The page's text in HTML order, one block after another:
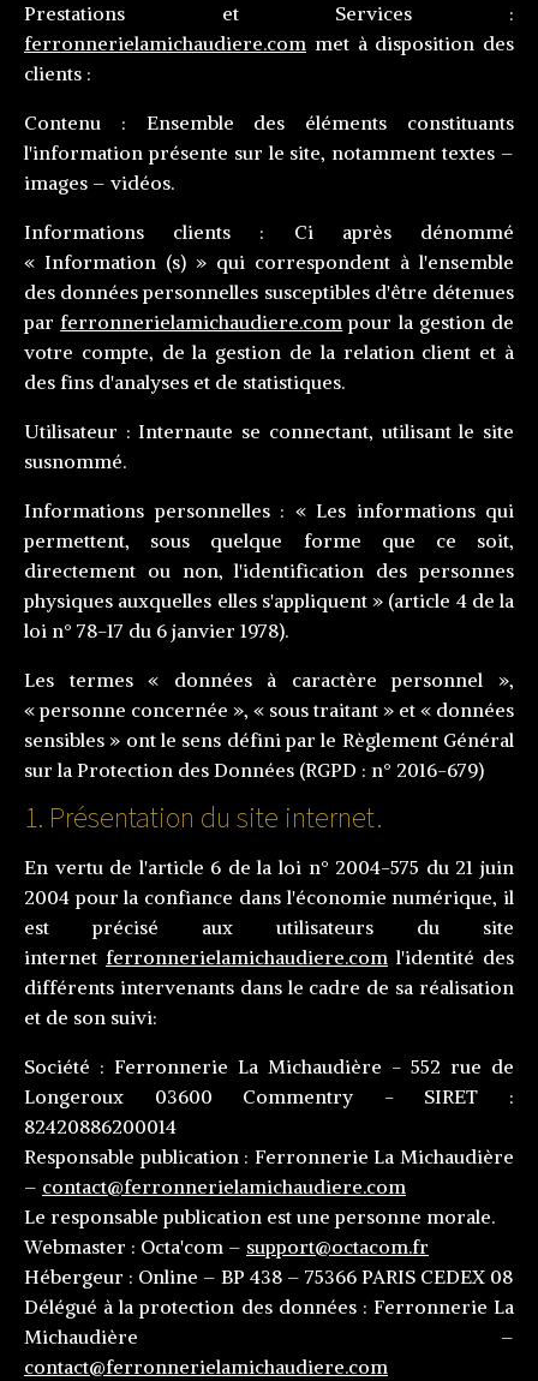
Prestations et Services :
ferronnerielamichaudiere.com met à disposition des
clients :
Contenu : Ensemble des éléments constituants
l'information présente sur le site, notamment textes –
images – vidéos.
Informations clients : Ci après dénommé
« Information (s) » qui correspondent à l'ensemble
des données personnelles susceptibles d'être détenues
par ferronnerielamichaudiere.com pour la gestion de
votre compte, de la gestion de la relation client et à
des fins d'analyses et de statistiques.
Utilisateur : Internaute se connectant, utilisant le site
susnommé.
Informations personnelles : « Les informations qui
permettent, sous quelque forme que ce soit,
directement ou non, l'identification des personnes
physiques auxquelles elles s'appliquent » (article 4 de la
loi n° 78-17 du 6 janvier 1978).
Les termes « données à caractère personnel »,
« personne concernée », « sous traitant » et « données
sensibles » ont le sens défini par le Règlement Général
sur la Protection des Données (RGPD : n° 2016-679)
1. Présentation du site internet.
En vertu de l'article 6 de la loi n° 2004-575 du 21 juin
2004 pour la confiance dans l'économie numérique, il
est précisé aux utilisateurs du site
internet ferronnerielamichaudiere.com l'identité des
différents intervenants dans le cadre de sa réalisation
et de son suivi:
Société : Ferronnerie La Michaudière - 552 rue de
Longeroux 03600 Commentry - SIRET :
82420886200014
Responsable publication: Ferronnerie La Michaudière
– contact@ferronnerielamichaudiere.com
Le responsable publication est une personne morale.
Webmaster : Octa'com – support@octacom.fr
Hébergeur : Online – BP 438 – 75366 PARIS CEDEX 08
Délégué à la protection des données: Ferronnerie La
Michaudière –
contact@ferronnerielamichaudiere.com